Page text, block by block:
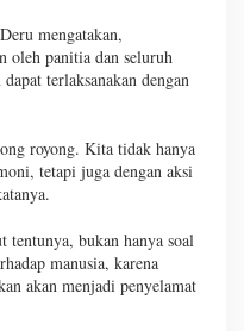
mengatakan,
oleh panitia dan seluruh
terlaksanakan dengan
royong. Kita tidak hanya
tetapi juga dengan aksi
tentunya, bukan hanya soal
manusia, karena
akan menjadi penyelamat